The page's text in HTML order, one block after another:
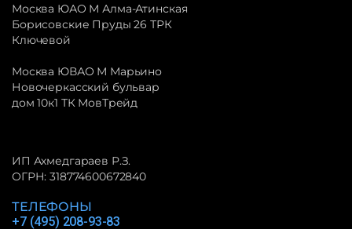
Москва ЮАО М Алма-Атинская
Борисовские Пруды 26 ТРК
Ключевой
Москва ЮВАО М Марьино
Новочеркасский бульвар
дом 10к1 ТК МовТрейд
ИП Ахмедгараев Р.З.
ОГРН: 318774600672840
ТЕЛЕФОНЫ
+7 (495) 208-93-83